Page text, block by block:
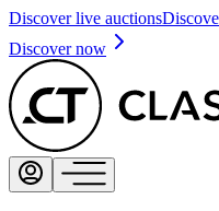
Discover live auctions
Discover now